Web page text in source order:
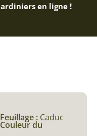
en ligne !
Feuillage : Caduc
Couleur du